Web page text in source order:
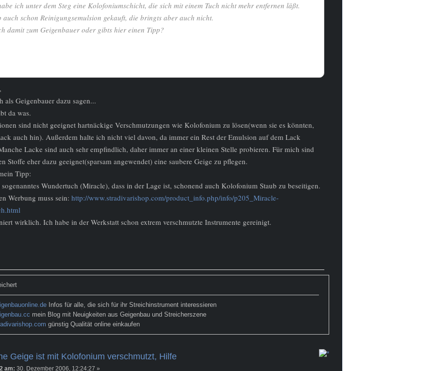
ich unter dem Steg eine Kolofoniumschicht, die sich mit einem Tuch nicht mehr entfernen läßt.
auch schon Reinigungsemulsion gekauft, die bringts aber auch nicht.
damit zum Geigenbauer oder gibts hier einen Tipp?
als Geigenbauer dazu sagen...
da was.
sind nicht geeignet hartnäckige Verschmutzungen wie Kolofonium zu lösen(wenn sie es könnten,
auch hin). Außerdem halte ich nicht viel davon, da immer ein Rest der Emulsion auf dem Lack
Lacke sind auch sehr empfindlich, daher immer an einer kleinen Stelle probieren. Für mich sind
Stoffe eher dazu geeignet(sparsam angewendet) eine saubere Geige zu pflegen.
Tipp:
Wundertuch (Miracle), dass in der Lage ist, schonend auch Kolofonium Staub zu beseitigen.
Werbung muss sein: http://www.stradivarishop.com/product_info.php/info/p205_Miracle-
wirklich. Ich habe in der Werkstatt schon extrem verschmutzte Instrumente gereinigt.
Infos für alle, die sich für ihr Streichinstrument interessieren
mein Blog mit Neuigkeiten aus Geigenbau und Streicherszene
günstig Qualität online einkaufen
Geige ist mit Kolofonium verschmutzt, Hilfe
am: 30. Dezember 2006, 12:24:27 »